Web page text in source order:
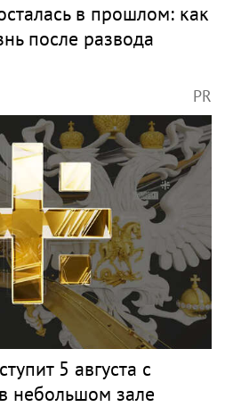
в прошлом: как
после развода
PR
5 августа с
небольшом зале